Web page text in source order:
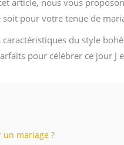
article, nous vous
pour votre tenue de
du style
pour célébrer ce jour J
un mariage ?